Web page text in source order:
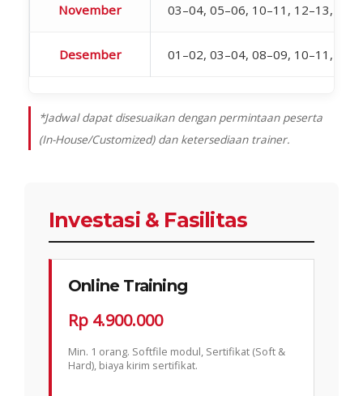
November 03–04, 05–06, 10–11, 12–13,
Desember 01–02, 03–04, 08–09, 10–11,
*Jadwal dapat disesuaikan dengan permintaan peserta
(In-House/Customized) dan ketersediaan trainer.
Investasi & Fasilitas
Online Training
Rp 4.900.000
Min. 1 orang. Softfile modul, Sertifikat (Soft &
Hard), biaya kirim sertifikat.